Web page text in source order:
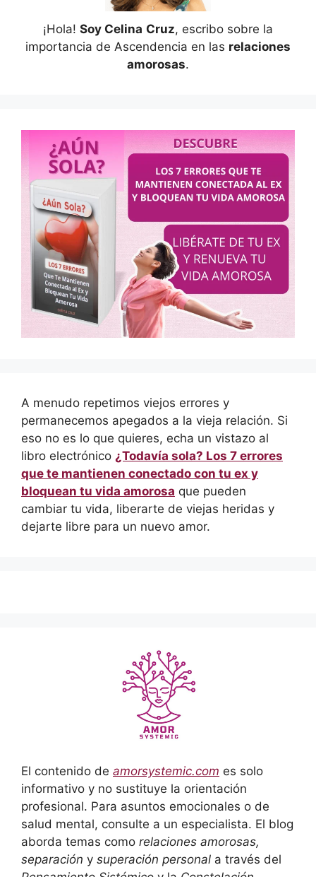
¡Hola! Soy Celina Cruz, escribo sobre la
importancia de Ascendencia en las relaciones
amorosas.
A menudo repetimos viejos errores y
permanecemos apegados a la vieja relación. Si
eso no es lo que quieres, echa un vistazo al
libro electrónico ¿Todavía sola? Los 7 errores
que te mantienen conectado con tu ex y
bloquean tu vida amorosa que pueden
cambiar tu vida, liberarte de viejas heridas y
dejarte libre para un nuevo amor.
El contenido de amorsystemic.com es solo
informativo y no sustituye la orientación
profesional. Para asuntos emocionales o de
salud mental, consulte a un especialista. El blog
aborda temas como relaciones amorosas,
separación y superación personal a través del